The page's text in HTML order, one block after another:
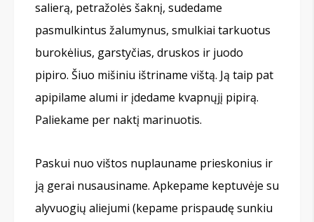
salierą, petražolės šaknį, sudedame
pasmulkintus žalumynus, smulkiai tarkuotus
burokėlius, garstyčias, druskos ir juodo
pipiro. Šiuo mišiniu ištriname vištą. Ją taip pat
apipilame alumi ir įdedame kvapnųjį pipirą.
Paliekame per naktį marinuotis.
Paskui nuo vištos nuplauname prieskonius ir
ją gerai nusausiname. Apkepame keptuvėje su
alyvuogių aliejumi (kepame prispaudę sunkiu